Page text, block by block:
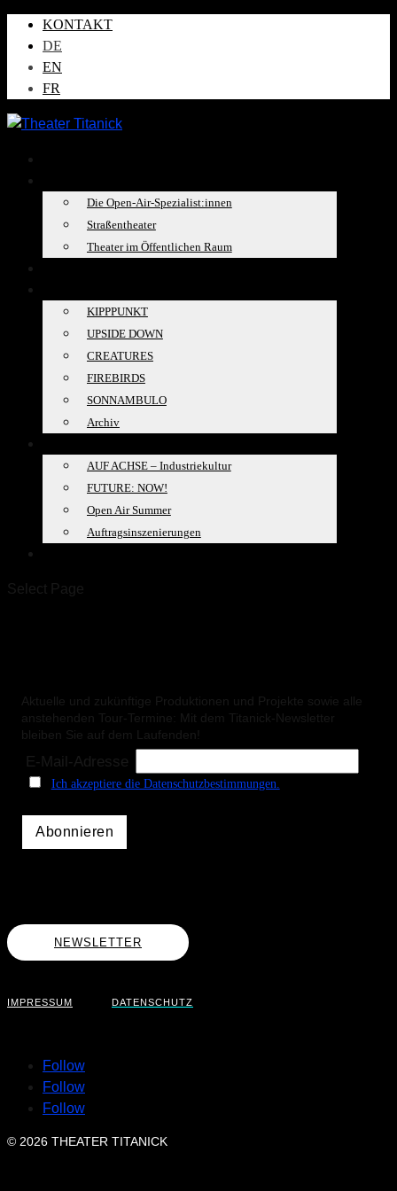
KONTAKT
DE
EN
FR
Die Open-Air-Spezialist:innen
Straßentheater
Theater im Öffentlichen Raum
KIPPPUNKT
UPSIDE DOWN
CREATURES
FIREBIRDS
SONNAMBULO
Archiv
AUF ACHSE – Industriekultur
FUTURE: NOW!
Open Air Summer
Auftragsinszenierungen
Select Page
Aktuelle und zukünftige Produktionen und Projekte sowie alle
anstehenden Tour-Termine: Mit dem Titanick-Newsletter
bleiben Sie auf dem Laufenden!
E-Mail-Adresse
Ich akzeptiere die Datenschutzbestimmungen.
NEWSLETTER
IMPRESSUM DATENSCHUTZ
Follow
Follow
Follow
© 2026 THEATER TITANICK